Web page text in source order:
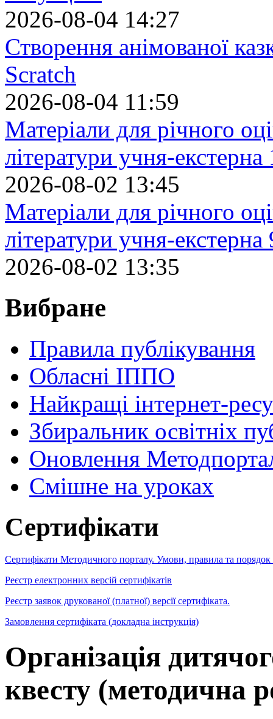
2026-08-04 14:27
Створення анімованої
Scratch
2026-08-04 11:59
Матеріали для річного
літератури учня-екстерна
2026-08-02 13:45
Матеріали для річного
літератури учня-екстерна
2026-08-02 13:35
Вибране
Правила публікування
Обласні ІППО
Найкращі інтернет-
Збиральник освітніх
Оновлення
Cмішне на уроках
Сертифікати
Сертифікати Методичного порталу. Умови, правила та порядок
Реєстр електронних версій сертифікатів
Реєстр заявок друкованої (платної) версії сертифіката.
Замовлення сертифіката (докладна інструкція)
Організація
квесту (методична